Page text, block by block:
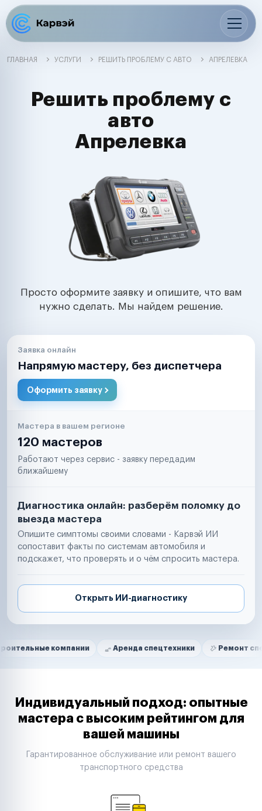
ГЛАВНАЯ УСЛУГИ РЕШИТЬ ПРОБЛЕМУ С АВТО АПРЕЛЕВКА
Решить проблему с
авто
Апрелевка
Просто оформите заявку и опишите, что вам
нужно сделать. Мы найдем решение.
Заявка онлайн
Напрямую мастеру, без диспетчера
Оформить заявку
Мастера в вашем регионе
120 мастеров
Работают через сервис - заявку передадим
ближайшему
Диагностика онлайн: разберём поломку до
выезда мастера
Опишите симптомы своими словами - Карвэй ИИ
сопоставит факты по системам автомобиля и
подскажет, что проверять и о чём спросить мастера.
Открыть ИИ-диагностику
Нам доверяют
компании Аренда спецтехники Ремонт спецтехники
Маркетплейсы
Таксопарки
Автодилеры
Строительные компании
Аренда спецтехники
Индивидуальный подход: опытные
мастера с высоким рейтингом для
вашей машины
Гарантированное обслуживание или ремонт вашего
транспортного средства